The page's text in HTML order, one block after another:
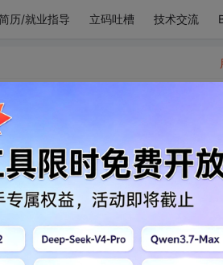
历/就业指导 立码吐槽 技术交流